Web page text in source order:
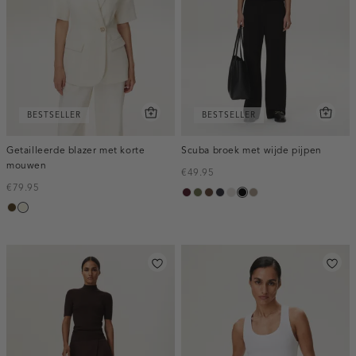
BESTSELLER
Getailleerde blazer met korte
mouwen
€79.95
toffee
ecru
BESTSELLER
Scuba broek met wijde pijpen
€49.95
pruim,
groen,
donkerbruin
blauw,
kitzwarttaupe,